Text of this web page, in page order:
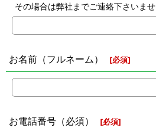
その場合は弊社までご連絡下さいませ
お名前（フルネーム） [必須]
お電話番号（必須） [必須]